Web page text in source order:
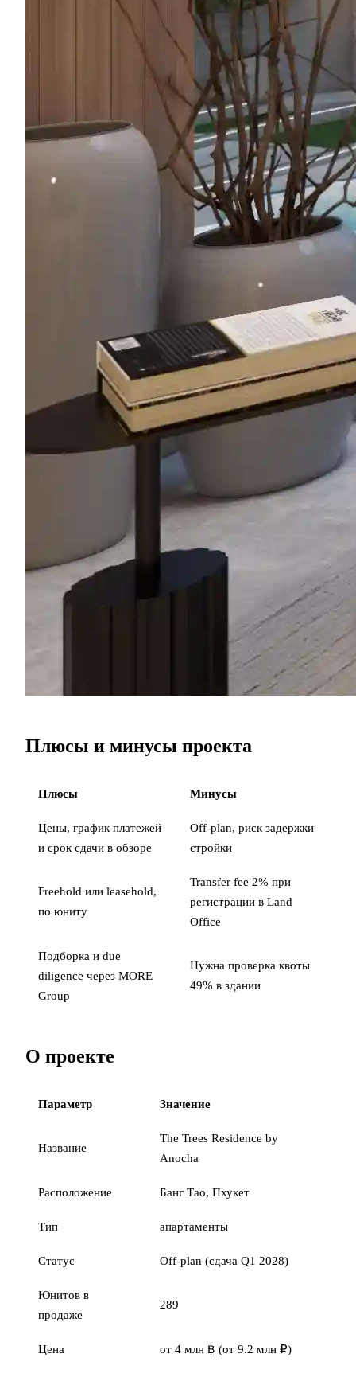
Плюсы и минусы проекта
Плюсы Минусы
Цены, график платежей
и срок сдачи в обзоре
Off-plan, риск задержки
стройки
Freehold или leasehold,
по юниту
Transfer fee 2% при
регистрации в Land
Office
Подборка и due
diligence через MORE
Group
Нужна проверка квоты
49% в здании
О проекте
Параметр Значение
Название
The Trees Residence by
Anocha
Расположение Банг Тао, Пхукет
Тип апартаменты
Статус Off-plan (сдача Q1 2028)
Юнитов в
продаже
289
Цена от 4 млн ฿ (от 9.2 млн ₽)